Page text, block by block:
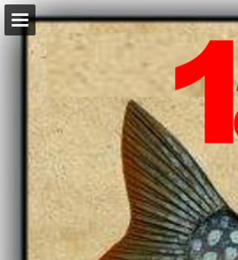
Pagina overzicht
Download PDF
Publicatie rapporteren
Mogelijk gemaakt door Publitas